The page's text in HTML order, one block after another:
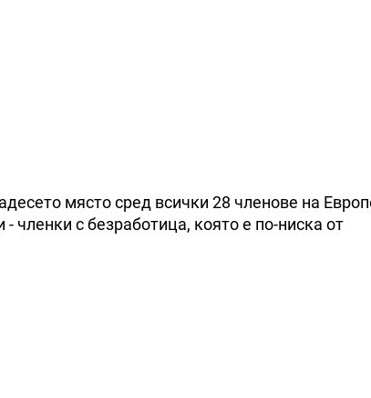
място сред всички 28 членове на
членки с безработица, която е по-ниска от